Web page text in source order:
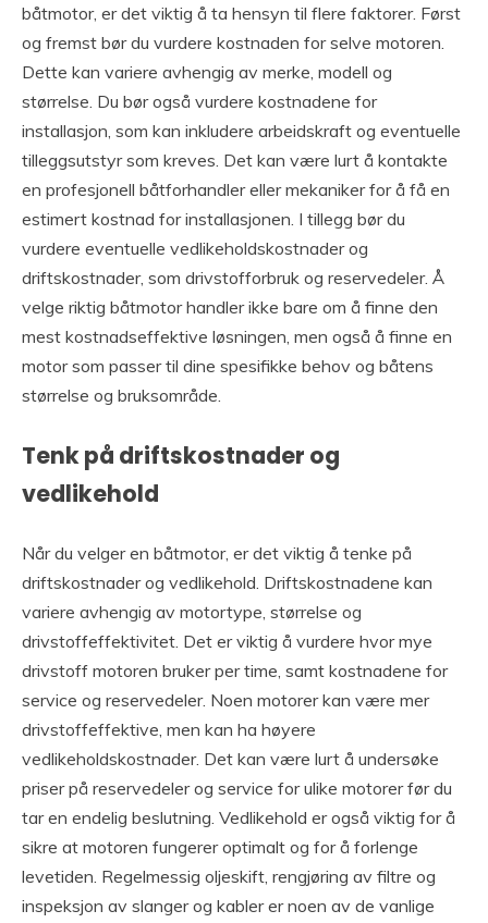
båtmotor, er det viktig å ta hensyn til flere faktorer. Først
og fremst bør du vurdere kostnaden for selve motoren.
Dette kan variere avhengig av merke, modell og
størrelse. Du bør også vurdere kostnadene for
installasjon, som kan inkludere arbeidskraft og eventuelle
tilleggsutstyr som kreves. Det kan være lurt å kontakte
en profesjonell båtforhandler eller mekaniker for å få en
estimert kostnad for installasjonen. I tillegg bør du
vurdere eventuelle vedlikeholdskostnader og
driftskostnader, som drivstofforbruk og reservedeler. Å
velge riktig båtmotor handler ikke bare om å finne den
mest kostnadseffektive løsningen, men også å finne en
motor som passer til dine spesifikke behov og båtens
størrelse og bruksområde.
Tenk på driftskostnader og
vedlikehold
Når du velger en båtmotor, er det viktig å tenke på
driftskostnader og vedlikehold. Driftskostnadene kan
variere avhengig av motortype, størrelse og
drivstoffeffektivitet. Det er viktig å vurdere hvor mye
drivstoff motoren bruker per time, samt kostnadene for
service og reservedeler. Noen motorer kan være mer
drivstoffeffektive, men kan ha høyere
vedlikeholdskostnader. Det kan være lurt å undersøke
priser på reservedeler og service for ulike motorer før du
tar en endelig beslutning. Vedlikehold er også viktig for å
sikre at motoren fungerer optimalt og for å forlenge
levetiden. Regelmessig oljeskift, rengjøring av filtre og
inspeksjon av slanger og kabler er noen av de vanlige